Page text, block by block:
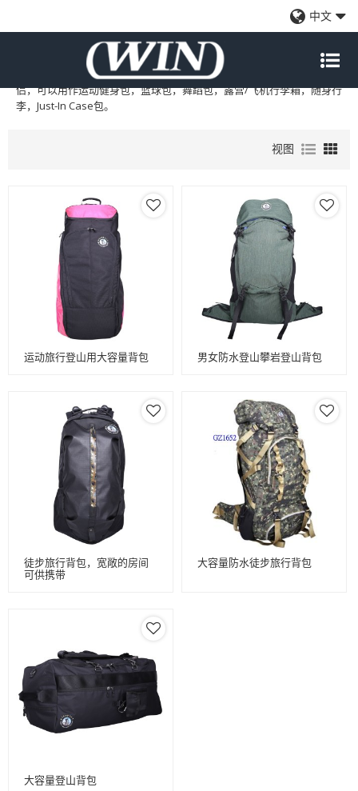
中文
我们是运动包的专业批发制造商和供应商，运动是您生活中不可或缺的
一部分。有了自己的运动包，您可以随时随地轻松运动您的运动好伴
侣，可以用作运动健身包，篮球包，舞蹈包，露营/飞机行李箱，随身行
李，Just-In Case包。
视图
运动旅行登山用大容量背包 男女防水登山攀岩登山背包
徒步旅行背包，宽敞的房间
可供携带
大容量防水徒步旅行背包
大容量登山背包